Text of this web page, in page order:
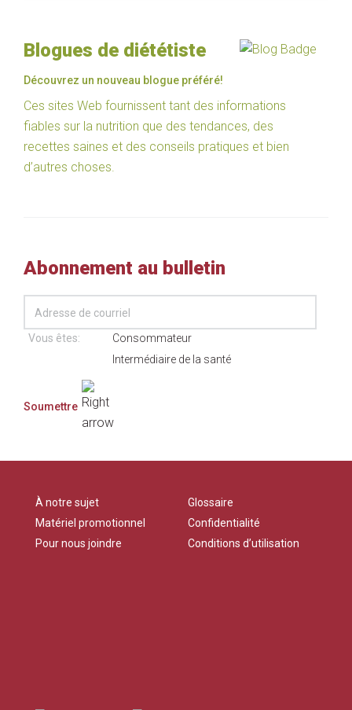
Blogues de diététiste
Découvrez un nouveau blogue préféré!
Ces sites Web fournissent tant des informations
fiables sur la nutrition que des tendances, des
recettes saines et des conseils pratiques et bien
d’autres choses.
Abonnement au bulletin
Vous êtes:
Consommateur
Intermédiaire de la santé
À notre sujet
Matériel promotionnel
Pour nous joindre
Glossaire
Confidentialité
Conditions d’utilisation